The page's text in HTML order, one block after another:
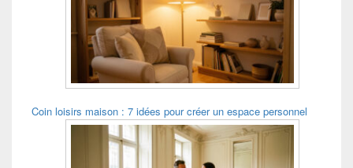
Coin loisirs maison : 7 idées pour créer un espace personnel